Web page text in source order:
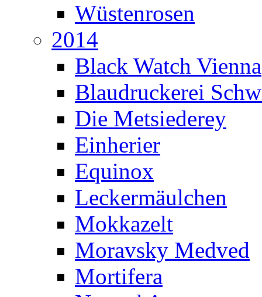
Wüstenrosen
2014
Black Watch Vienna
Blaudruckerei
Die Metsiederey
Einherier
Equinox
Leckermäulchen
Mokkazelt
Moravsky Medved
Mortifera